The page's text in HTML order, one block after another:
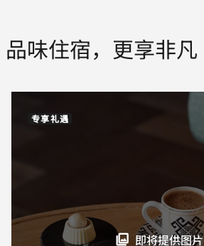
品味住宿，更享非凡
专享礼遇
即将提供图片